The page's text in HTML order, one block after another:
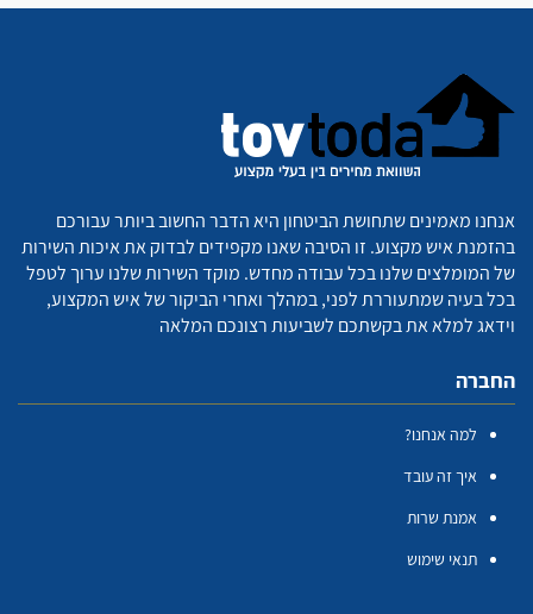
אנחנו מאמינים שתחושת הביטחון היא הדבר החשוב ביותר עבורכם
בהזמנת איש מקצוע. זו הסיבה שאנו מקפידים לבדוק את איכות השירות
של המומלצים שלנו בכל עבודה מחדש. מוקד השירות שלנו ערוך לטפל
בכל בעיה שמתעוררת לפני, במהלך ואחרי הביקור של איש המקצוע,
וידאג למלא את בקשתכם לשביעות רצונכם המלאה
החברה
למה אנחנו?
איך זה עובד
אמנת שרות
תנאי שימוש